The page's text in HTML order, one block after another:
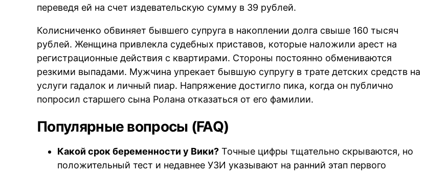
переведя ей на счет издевательскую сумму в 39 рублей.
Колисниченко обвиняет бывшего супруга в накоплении долга свыше 160 тысяч
рублей. Женщина привлекла судебных приставов, которые наложили арест на
регистрационные действия с квартирами. Стороны постоянно обмениваются
резкими выпадами. Мужчина упрекает бывшую супругу в трате детских средств на
услуги гадалок и личный пиар. Напряжение достигло пика, когда он публично
попросил старшего сына Ролана отказаться от его фамилии.
Популярные вопросы (FAQ)
Какой срок беременности у Вики? Точные цифры тщательно скрываются, но
положительный тест и недавнее УЗИ указывают на ранний этап первого